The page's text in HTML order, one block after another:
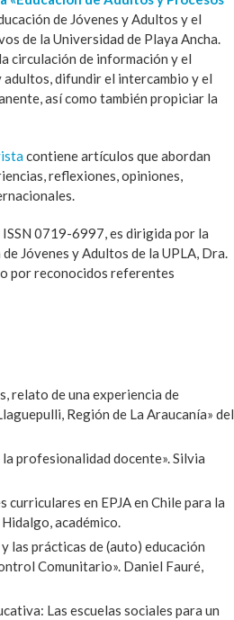
de Jóvenes y Adultos y el
de la Universidad de Playa Ancha.
circulación de información y el
adultos, difundir el intercambio y el
así como también propiciar la
contiene artículos que abordan
reflexiones, opiniones,
0719-6997, es dirigida por la
Jóvenes y Adultos de la UPLA, Dra.
por reconocidos referentes
relato de una experiencia de
Región de La Araucanía» del
profesionalidad docente». Silvia
curriculares en EPJA en Chile para la
académico.
las prácticas de (auto) educación
Comunitario». Daniel Fauré,
Las escuelas sociales para un